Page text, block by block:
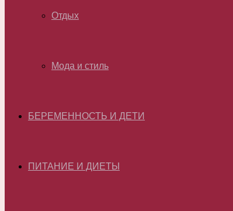
Отдых
Мода и стиль
БЕРЕМЕННОСТЬ И ДЕТИ
ПИТАНИЕ И ДИЕТЫ